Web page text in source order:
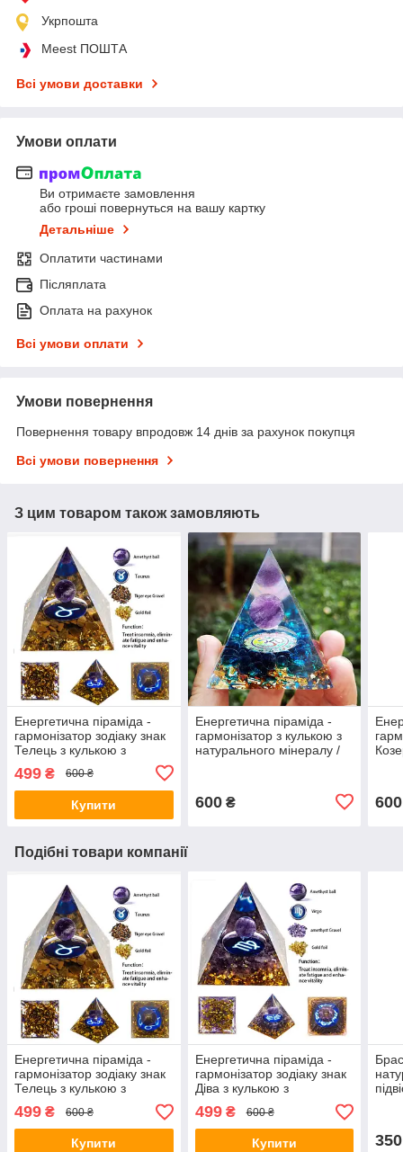
Укрпошта
Meest ПОШТА
Всі умови доставки
Умови оплати
Ви отримаєте замовлення
або гроші повернуться на вашу картку
Детальніше
Оплатити частинами
Післяплата
Оплата на рахунок
Всі умови оплати
Умови повернення
Повернення товару впродовж 14 днів за рахунок покупця
Всі умови повернення
З цим товаром також замовляють
Енергетична піраміда -
гармонізатор зодіаку знак
Телець з кулькою з
натурального мінералу /
Фен шуй
499 ₴ 600 ₴
Купити
Енергетична піраміда -
гармонізатор з кулькою з
натурального мінералу /
600₴ 600
Подібні товари компанії
Енергетична піраміда -
гармонізатор зодіаку знак
Телець з кулькою з
натурального мінералу /
Фен шуй
499 ₴ 600 ₴
Купити
Енергетична піраміда -
гармонізатор зодіаку знак
Діва з кулькою з
натурального мінералу /
Фен шуй
499₴ 600 ₴
Купити 350